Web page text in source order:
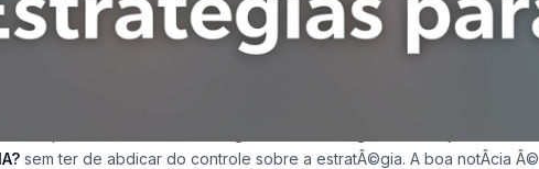
2026
sem ter de abdicar do controle sobre a estratÃ©gia. A boa notÃ­cia Ã©